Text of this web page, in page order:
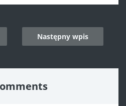
Następny wpis